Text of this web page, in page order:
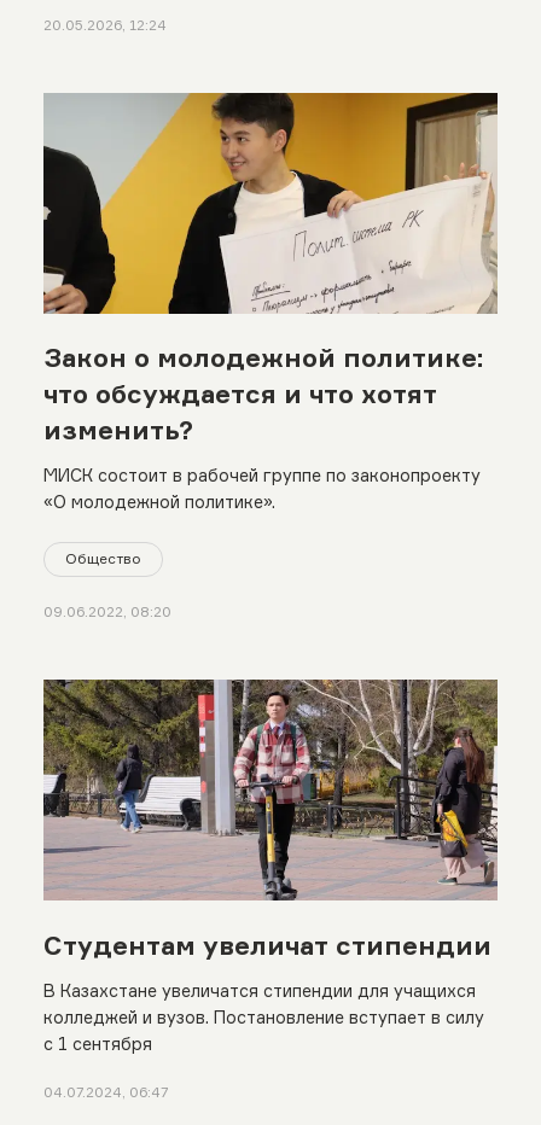
20.05.2026, 12:24
Закон о молодежной политике:
что обсуждается и что хотят
изменить?
МИСК состоит в рабочей группе по законопроекту
«О молодежной политике».
Общество
09.06.2022, 08:20
Студентам увеличат стипендии
В Казахстане увеличатся стипендии для учащихся
колледжей и вузов. Постановление вступает в силу
с 1 сентября
04.07.2024, 06:47